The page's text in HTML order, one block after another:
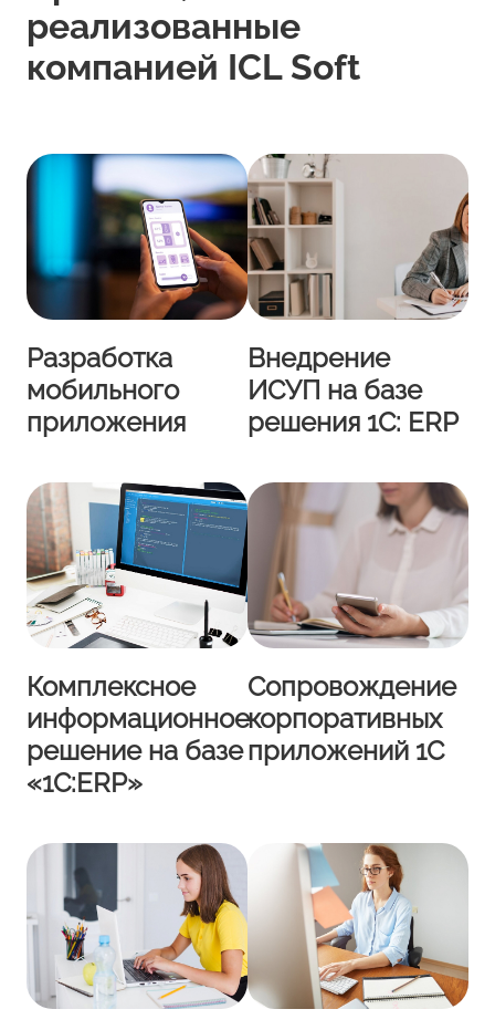
реализованные
компанией ICL Soft
Разработка
мобильного
приложения
Внедрение
ИСУП на базе
решения 1С: ERP
Комплексное
информационное
решение на базе
«1С:ERP»
Сопровождение
корпоративных
приложений 1С